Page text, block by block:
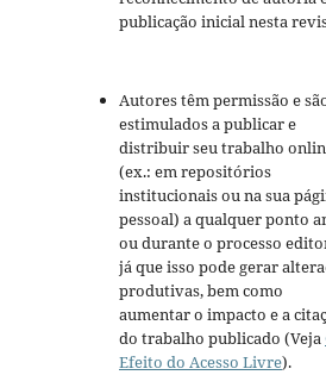
publicação inicial nesta
Autores têm permissão e
estimulados a publicar e
distribuir seu trabalho
(ex.: em repositórios
institucionais ou na sua
pessoal) a qualquer ponto
ou durante o processo
já que isso pode gerar
produtivas, bem como
aumentar o impacto e a
do trabalho publicado (Veja
Efeito do Acesso Livre).